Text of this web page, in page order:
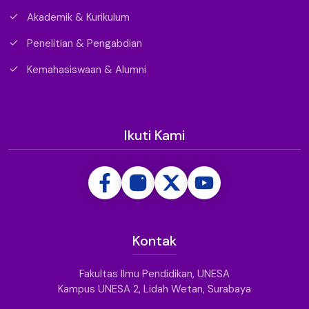
Akademik & Kurikulum
Penelitian & Pengabdian
Kemahasiswaan & Alumni
Ikuti Kami
Kontak
Fakultas Ilmu Pendidikan, UNESA
Kampus UNESA 2, Lidah Wetan, Surabaya